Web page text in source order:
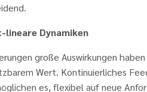
Dynamiken
große Auswirkungen
Wert. Kontinuierliches
es, flexibel auf neue